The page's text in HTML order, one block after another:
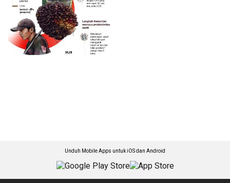
Unduh Mobile Apps untuk iOS dan Android